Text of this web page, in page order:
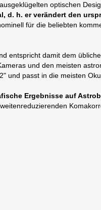
optischen
d. h. er verändert den
für die beliebten
entspricht damit dem
und den meisten
und passt in die meisten
Ergebnisse auf